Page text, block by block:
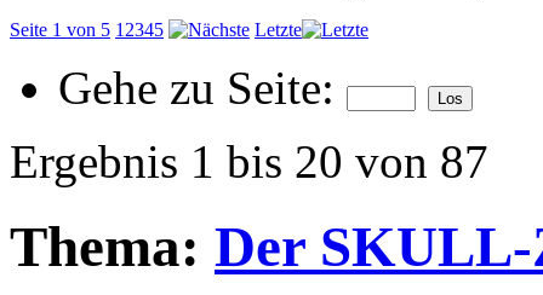
Seite 1 von 5 1 2345 Letzte
Gehe zu Seite:
Ergebnis 1 bis 20 von 87
Thema: Der